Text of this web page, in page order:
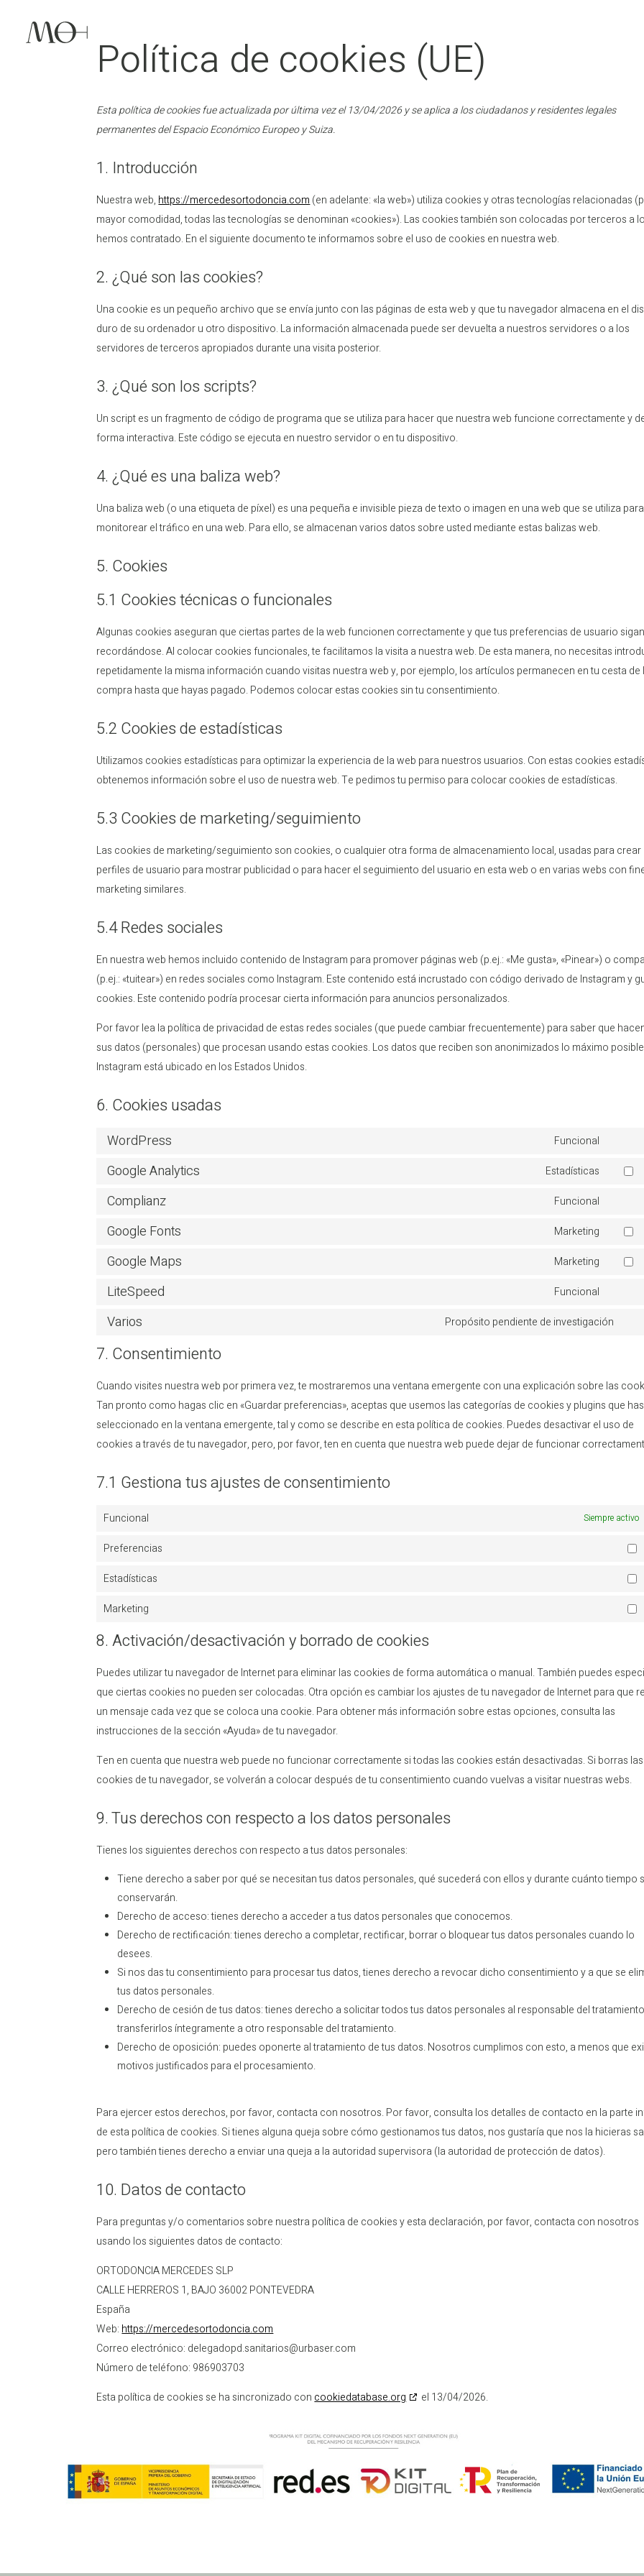
Política de cookies (UE)
Esta política de cookies fue actualizada por última vez el 13/04/2026 y se aplica a los ciudadanos y residentes legales
permanentes del Espacio Económico Europeo y Suiza.
1. Introducción
Nuestra web, https://mercedesortodoncia.com (en adelante: «la web») utiliza cookies y otras tecnologías relacionadas
mayor comodidad, todas las tecnologías se denominan «cookies»). Las cookies también son colocadas por terceros a
hemos contratado. En el siguiente documento te informamos sobre el uso de cookies en nuestra web.
2. ¿Qué son las cookies?
Una cookie es un pequeño archivo que se envía junto con las páginas de esta web y que tu navegador almacena en el
duro de su ordenador u otro dispositivo. La información almacenada puede ser devuelta a nuestros servidores o a los
servidores de terceros apropiados durante una visita posterior.
3. ¿Qué son los scripts?
Un script es un fragmento de código de programa que se utiliza para hacer que nuestra web funcione correctamente y
forma interactiva. Este código se ejecuta en nuestro servidor o en tu dispositivo.
4. ¿Qué es una baliza web?
Una baliza web (o una etiqueta de píxel) es una pequeña e invisible pieza de texto o imagen en una web que se utiliza para
monitorear el tráfico en una web. Para ello, se almacenan varios datos sobre usted mediante estas balizas web.
5. Cookies
5.1 Cookies técnicas o funcionales
Algunas cookies aseguran que ciertas partes de la web funcionen correctamente y que tus preferencias de usuario sigan
recordándose. Al colocar cookies funcionales, te facilitamos la visita a nuestra web. De esta manera, no necesitas
repetidamente la misma información cuando visitas nuestra web y, por ejemplo, los artículos permanecen en tu cesta de
compra hasta que hayas pagado. Podemos colocar estas cookies sin tu consentimiento.
5.2 Cookies de estadísticas
Utilizamos cookies estadísticas para optimizar la experiencia de la web para nuestros usuarios. Con estas cookies
obtenemos información sobre el uso de nuestra web. Te pedimos tu permiso para colocar cookies de estadísticas.
5.3 Cookies de marketing/seguimiento
Las cookies de marketing/seguimiento son cookies, o cualquier otra forma de almacenamiento local, usadas para crear
perfiles de usuario para mostrar publicidad o para hacer el seguimiento del usuario en esta web o en varias webs con
marketing similares.
5.4 Redes sociales
En nuestra web hemos incluido contenido de Instagram para promover páginas web (p.ej.: «Me gusta», «Pinear») o
(p.ej.: «tuitear») en redes sociales como Instagram. Este contenido está incrustado con código derivado de Instagram y
cookies. Este contenido podría procesar cierta información para anuncios personalizados.
Por favor lea la política de privacidad de estas redes sociales (que puede cambiar frecuentemente) para saber que
sus datos (personales) que procesan usando estas cookies. Los datos que reciben son anonimizados lo máximo
Instagram está ubicado en los Estados Unidos.
6. Cookies usadas
WordPress Funcional
Google Analytics Estadísticas
Consent
google-
Complianz Funcional
Google Fonts Marketing
Consent
fonts
Google Maps Marketing
Consent
google-
LiteSpeed Funcional
to
Varios Propósito pendiente de investigación
7. Consentimiento
Cuando visites nuestra web por primera vez, te mostraremos una ventana emergente con una explicación sobre las
Tan pronto como hagas clic en «Guardar preferencias», aceptas que usemos las categorías de cookies y plugins que has
seleccionado en la ventana emergente, tal y como se describe en esta política de cookies. Puedes desactivar el uso de
cookies a través de tu navegador, pero, por favor, ten en cuenta que nuestra web puede dejar de funcionar
7.1 Gestiona tus ajustes de consentimiento
Funcional Siempre activo
Preferencias
Estadísticas
Marketing
8. Activación/desactivación y borrado de cookies
Puedes utilizar tu navegador de Internet para eliminar las cookies de forma automática o manual. También puedes
que ciertas cookies no pueden ser colocadas. Otra opción es cambiar los ajustes de tu navegador de Internet para que
un mensaje cada vez que se coloca una cookie. Para obtener más información sobre estas opciones, consulta las
instrucciones de la sección «Ayuda» de tu navegador.
Ten en cuenta que nuestra web puede no funcionar correctamente si todas las cookies están desactivadas. Si borras las
cookies de tu navegador, se volverán a colocar después de tu consentimiento cuando vuelvas a visitar nuestras webs.
9. Tus derechos con respecto a los datos personales
Tienes los siguientes derechos con respecto a tus datos personales:
Tiene derecho a saber por qué se necesitan tus datos personales, qué sucederá con ellos y durante cuánto tiempo
conservarán.
Derecho de acceso: tienes derecho a acceder a tus datos personales que conocemos.
Derecho de rectificación: tienes derecho a completar, rectificar, borrar o bloquear tus datos personales cuando lo
desees.
Si nos das tu consentimiento para procesar tus datos, tienes derecho a revocar dicho consentimiento y a que se
tus datos personales.
Derecho de cesión de tus datos: tienes derecho a solicitar todos tus datos personales al responsable del
transferirlos íntegramente a otro responsable del tratamiento.
Derecho de oposición: puedes oponerte al tratamiento de tus datos. Nosotros cumplimos con esto, a menos que
motivos justificados para el procesamiento.
Para ejercer estos derechos, por favor, contacta con nosotros. Por favor, consulta los detalles de contacto en la parte
de esta política de cookies. Si tienes alguna queja sobre cómo gestionamos tus datos, nos gustaría que nos la hicieras
pero también tienes derecho a enviar una queja a la autoridad supervisora (la autoridad de protección de datos).
10. Datos de contacto
Para preguntas y/o comentarios sobre nuestra política de cookies y esta declaración, por favor, contacta con nosotros
usando los siguientes datos de contacto:
ORTODONCIA MERCEDES SLP
CALLE HERREROS 1, BAJO 36002 PONTEVEDRA
España
Web: https://mercedesortodoncia.com
Correo electrónico: delegadopd.sanitarios@urbaser.com
Número de teléfono: 986903703
Esta política de cookies se ha sincronizado con cookiedatabase.org el 13/04/2026.